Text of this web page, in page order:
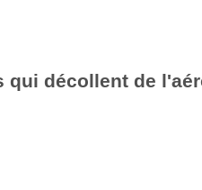
décollent de